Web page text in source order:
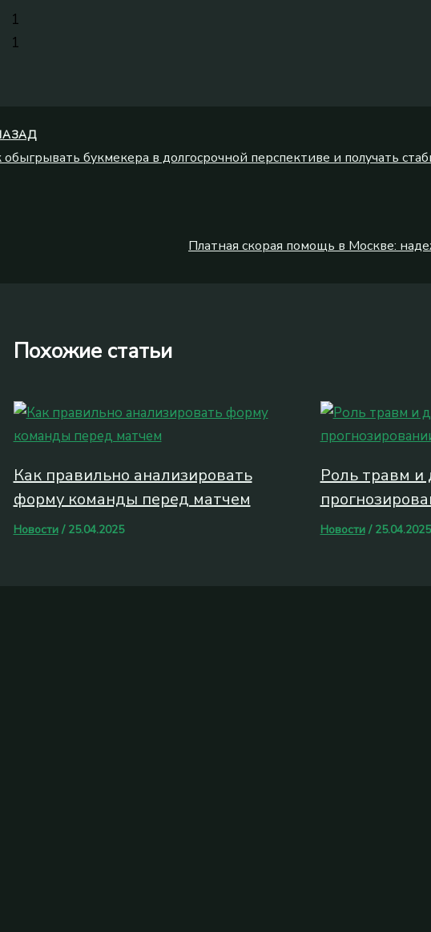
1
1
обыгрывать букмекера в долгосрочной перспективе и получать
Платная скорая помощь в Москве:
Похожие статьи
Как правильно анализировать
форму команды перед матчем
Новости/ 25.04.2025
Роль травм
Новости/ 25.04.2025